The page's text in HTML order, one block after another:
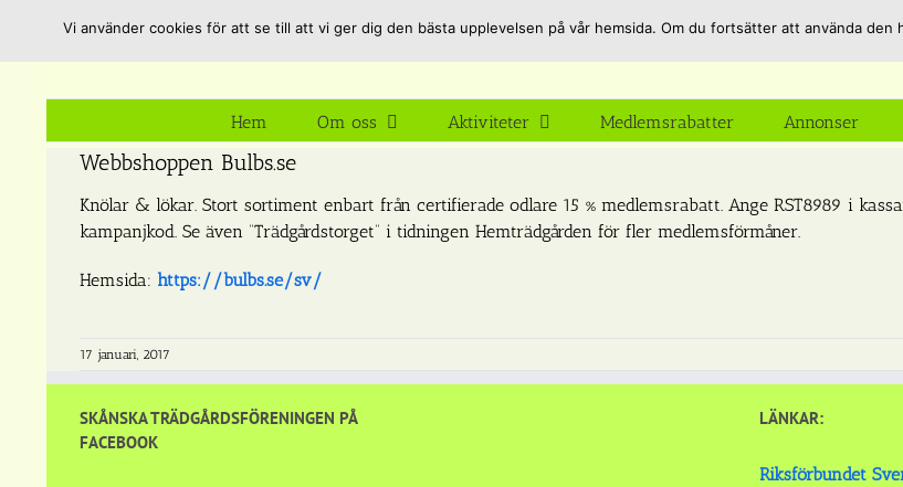
Hem Om oss Aktiviteter Medlemsrabatter Annonser
Webbshoppen Bulbs.se
Knölar & lökar. Stort sortiment enbart från certifierade odlare 15 % medlemsrabatt. Ange RST8989 i
kampanjkod. Se även “Trädgårdstorget” i tidningen Hemträdgården för fler medlemsförmåner.
Hemsida: https://bulbs.se/sv/
17 januari, 2017
SKÅNSKA TRÄDGÅRDSFÖRENINGEN PÅ
FACEBOOK
LÄNKAR:
Riksförbundet
Vi använder cookies för att se till att vi ger dig den bästa upplevelsen på vår hemsida. Om du fortsätter att använda